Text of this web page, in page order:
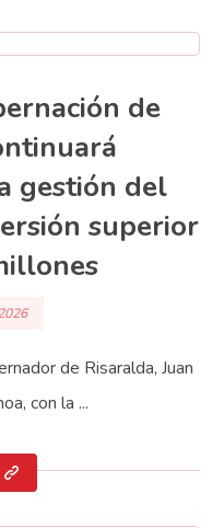
de
gestión del
superior
de Risaralda, Juan
con la ...